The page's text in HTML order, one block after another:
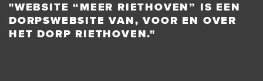
"WEBSITE “MEER RIETHOVEN” IS EEN
DORPSWEBSITE VAN, VOOR EN OVER
HET DORP RIETHOVEN."